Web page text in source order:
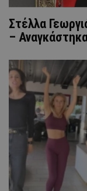
Στέλλα
–